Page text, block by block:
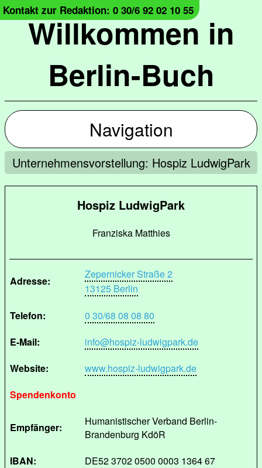
Willkommen in
Berlin-Buch
Kontakt zur Redaktion: 0 30/6 92 02 10 55
Navigation
Unternehmensvorstellung: Hospiz LudwigPark
Hospiz LudwigPark
Franziska Matthies
Adresse:
Zepernicker Straße 2
13125 Berlin
Telefon:
0 30/68 08 08 80
E-Mail:
info@hospiz-ludwigpark.de
Website:
www.hospiz-ludwigpark.de
Spendenkonto
Empfänger:
Humanistischer Verband Berlin-
Brandenburg KdöR
IBAN:
DE52 3702 0500 0003 1364 67